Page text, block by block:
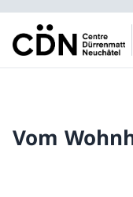
Vom